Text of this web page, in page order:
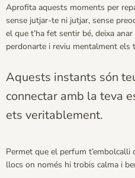
Aprofita aquests moments per
sense jutjar-te ni jutjar, sense
el que t’ha fet sentir bé, deixa
perdonarte i reviu mentalment els
Aquests instants són
connectar amb la teva
ets veritablement.
Permet que el perfum
llocs on només hi trobis calma i